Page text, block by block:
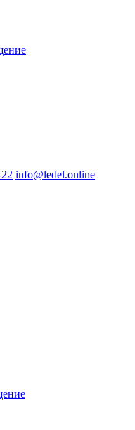
info@ledel.online